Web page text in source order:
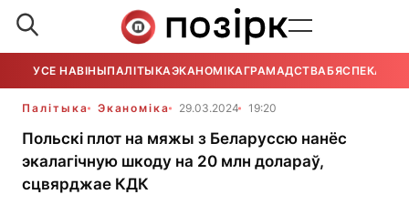
УСЕ НАВІНЫПАЛІТЫКАЭКАНОМІКАГРАМАДСТВАБЯСПЕКА
Палітыка Эканоміка 29.03.2024 19:20
Польскі плот на мяжы з Беларуссю нанёс
экалагічную шкоду на 20 млн долараў,
сцвярджае КДК